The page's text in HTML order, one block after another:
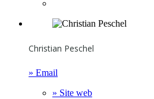
Christian Peschel
» Email
» Site web